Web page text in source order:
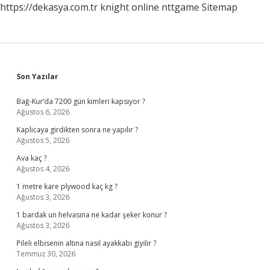
https://dekasya.com.tr knight online nttgame Sitemap
Sidebar
Son Yazılar
Bağ-Kur’da 7200 gün kimleri kapsıyor ?
Ağustos 6, 2026
Kaplicaya girdikten sonra ne yapılır ?
Ağustos 5, 2026
Ava kaç ?
Ağustos 4, 2026
1 metre kare plywood kaç kg ?
Ağustos 3, 2026
1 bardak un helvasına ne kadar şeker konur ?
Ağustos 3, 2026
Pileli elbisenin altına nasıl ayakkabı giyilir ?
Temmuz 30, 2026